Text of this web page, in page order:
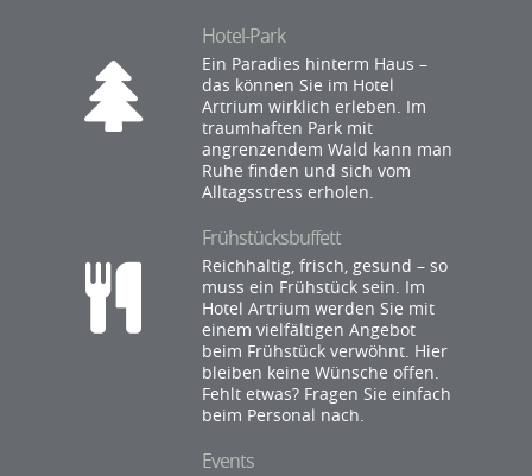
Hotel-Park
Ein Paradies hinterm Haus –
das können Sie im Hotel
Artrium wirklich erleben. Im
traumhaften Park mit
angrenzendem Wald kann man
Ruhe finden und sich vom
Alltagsstress erholen.
Frühstücksbuffett
Reichhaltig, frisch, gesund – so
muss ein Frühstück sein. Im
Hotel Artrium werden Sie mit
einem vielfältigen Angebot
beim Frühstück verwöhnt. Hier
bleiben keine Wünsche offen.
Fehlt etwas? Fragen Sie einfach
beim Personal nach.
Events